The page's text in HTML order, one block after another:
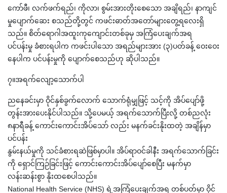
ကော်ဖီ၊ လက်ဖက်ရည်၊ ကိုလာ၊ စွမ်းအားတိုးစေသော အချိရည်၊ နာကျင်
မှုပျောက်ဆေး စသည်တို့တွင် ကဖင်းဓာတ်အတော်များတွေ့ရလေးရှိ
သည်။ စိတ်ရောဂါအထူးကုကျောင်းတစ်ခုမှ အကြံပေးချက်အရ
ပင်ပန်းမှု ခံစားရပါက ကဖင်းပါသော အရည်များအား (၃)ပတ်ခန့် ဝေးဝေး
နေပါက ပင်ပန်းမှုကို ပျောက်စေသည်ဟု ဆိုပါသည်။
၇။အရက်လျော့သောက်ပါ
ညနေခင်းမှာ ဝိုင်နှစ်ခွက်လောက် သောက်ရုံမျှဖြင့် သင့်ကို အိပ်ပျော်ဖို့
တွန်းအားပေးနိုင်ပါသည်။ သို့ပေမယ့် အရက်သောက်ပြီးလို့ တစ်ညလုံး
၈နာရီခန့် ကောင်းကောင်းအိပ်သော် လည်း မနက်ခင်းနိုးထတဲ့ အချိန်မှာ
ပင်ပန်း
နွမ်းနယ်မှုကို သင်ခံစားရဆဲဖြစ်မှာပါ။ အိပ်ရာဝင်ခါနီး အရက်သောက်ခြင်း
ကို ရှောင်ကြဉ်ခြင်းဖြင့် ကောင်းကောင်းအိပ်ပျော်စေပြီး မနက်မှာ
လန်းဆန်းစွာ နိုးထစေပါသည်။
National Health Service (NHS) ရဲ့အကြံပေးချက်အရ တစ်ပတ်မှာ ဝိုင်